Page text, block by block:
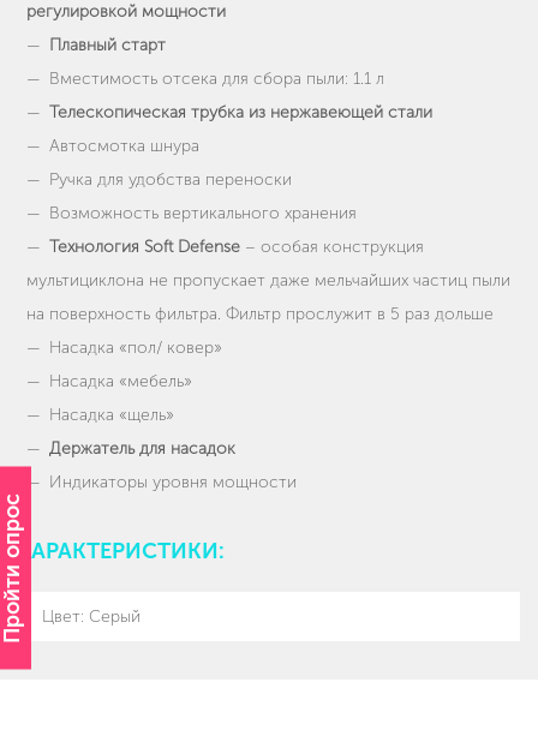
Пройти опрос
регулировкой мощности
Плавный старт
Вместимость отсека для сбора пыли: 1.1 л
Телескопическая трубка из нержавеющей стали
Автосмотка шнура
Ручка для удобства переноски
Возможность вертикального хранения
Технология Soft Defense – особая конструкция
мультициклона не пропускает даже мельчайших частиц пыли
на поверхность фильтра. Фильтр прослужит в 5 раз дольше
Насадка «пол/ ковер»
Насадка «мебель»
Насадка «щель»
Держатель для насадок
Индикаторы уровня мощности
ХАРАКТЕРИСТИКИ:
Цвет: Серый